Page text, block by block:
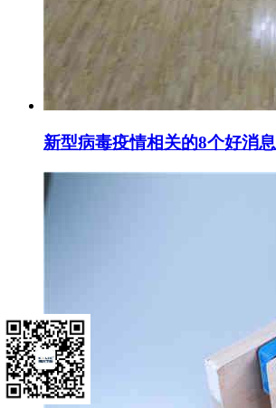
新型病毒疫情相关的8个好消息